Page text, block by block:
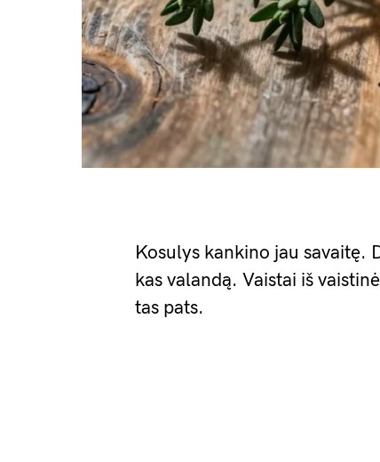
Kosulys kankino jau savaitę.
kas valandą. Vaistai iš
tas pats.